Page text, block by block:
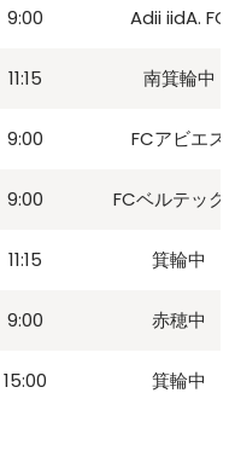
9:00 Adii iidA. FC
11:15 南箕輪中
9:00 FCアビエス
9:00 FCベルテック
11:15 箕輪中
9:00 赤穂中
15:00 箕輪中